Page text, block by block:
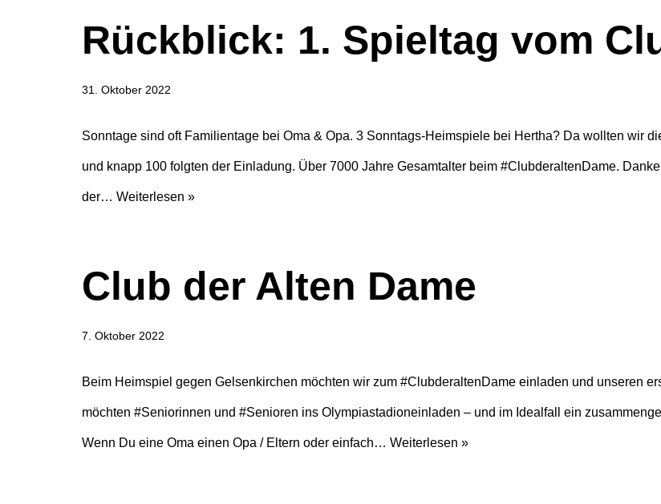
Rückblick: 1. Spieltag vom
31. Oktober 2022
Sonntage sind oft Familientage bei Oma & Opa. 3 Sonntags-Heimspiele bei Hertha? Da wollten wir
und knapp 100 folgten der Einladung. Über 7000 Jahre Gesamtalter beim #ClubderaltenDame.
der… Weiterlesen »
Club der Alten Dame
7. Oktober 2022
Beim Heimspiel gegen Gelsenkirchen möchten wir zum #ClubderaltenDame einladen und unseren
möchten #Seniorinnen und #Senioren ins Olympiastadioneinladen – und im Idealfall ein
Wenn Du eine Oma einen Opa / Eltern oder einfach… Weiterlesen »